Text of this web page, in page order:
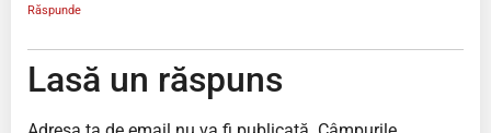
Răspunde
Lasă un răspuns